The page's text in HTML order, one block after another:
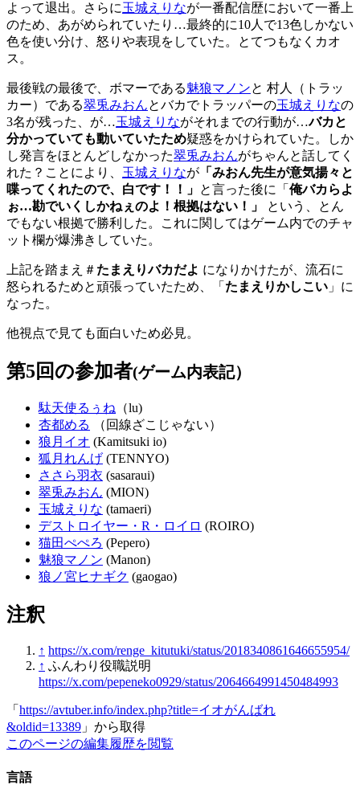
よって退出。さらに玉城えりなが一番配信歴において一番上
のため、あがめられていたり…最終的に10人で13色しかない
色を使い分け、怒りや表現をしていた。とてつもなくカオ
ス。
最後戦の最後で、ボマーである魅狼マノンと 村人（トラッ
カー）である翠兎みおんとバカでトラッパーの玉城えりなの
3名が残った、が…玉城えりながそれまでの行動が…バカと
分かっていても動いていたため疑惑をかけられていた。しか
し発言をほとんどしなかった翠兎みおんがちゃんと話してく
れた？ことにより、 玉城えりなが 「みおん先生が意気揚々と
喋ってくれたので、白です！！」 と言った後に「 俺バカらよ
ぉ…勘でいくしかねぇのよ！根拠はない！」
という、とん
でもない根拠で勝利した。これに関してはゲーム内でのチャ
ット欄が爆沸きしていた。
上記を踏まえ＃ たまえりバカだよ になりかけたが、流石に
怒られるためと頑張っていたため、「 たまえりかしこい 」に
なった。
他視点で見ても面白いため必見。
第5回の参加者(ゲーム内表記）
駄天使るぅね （lu)
杏都める
（回線ざこじゃない）
狼月イオ (Kamitsuki io)
狐月れんげ (TENNYO)
ささら羽衣 (sasaraui)
翠兎みおん (MION)
玉城えりな (tamaeri)
デストロイヤー・R・ロイロ (ROIRO)
猫田ぺぺろ (Pepero)
魅狼マノン (Manon)
狼ノ宮ヒナギク (gaogao)
注釈
↑ https://x.com/renge_kitutuki/status/2018340861646655954/
↑ ふんわり役職説明
https://x.com/pepeneko0929/status/2064664991450484993
「 https://avtuber.info/index.php?title=イオがんばれ
&oldid=13389 」から取得
このページの編集履歴を閲覧
言語